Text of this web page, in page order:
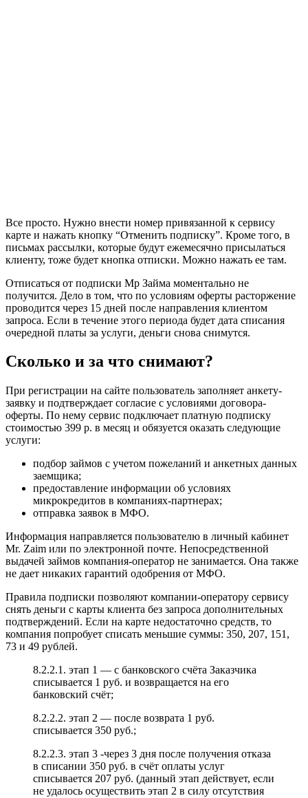
Все просто. Нужно внести номер привязанной к сервису
карте и нажать кнопку “Отменить подписку”. Кроме того, в
письмах рассылки, которые будут ежемесячно присылаться
клиенту, тоже будет кнопка отписки. Можно нажать ее там.
Отписаться от подписки Мр Займа моментально не
получится. Дело в том, что по условиям оферты расторжение
проводится через 15 дней после направления клиентом
запроса. Если в течение этого периода будет дата списания
очередной платы за услуги, деньги снова снимутся.
Сколько и за что снимают?
При регистрации на сайте пользователь заполняет анкету-
заявку и подтверждает согласие с условиями договора-
оферты. По нему сервис подключает платную подписку
стоимостью 399 р. в месяц и обязуется оказать следующие
услуги:
подбор займов с учетом пожеланий и анкетных данных
заемщика;
предоставление информации об условиях
микрокредитов в компаниях-партнерах;
отправка заявок в МФО.
Информация направляется пользователю в личный кабинет
Mr. Zaim или по электронной почте. Непосредственной
выдачей займов компания-оператор не занимается. Она также
не дает никаких гарантий одобрения от МФО.
Правила подписки позволяют компании-оператору сервису
снять деньги с карты клиента без запроса дополнительных
подтверждений. Если на карте недостаточно средств, то
компания попробует списать меньшие суммы: 350, 207, 151,
73 и 49 рублей.
8.2.2.1. этап 1 — с банковского счёта Заказчика
списывается 1 руб. и возвращается на его
банковский счёт;
8.2.2.2. этап 2 — после возврата 1 руб.
списывается 350 руб.;
8.2.2.3. этап 3 -через 3 дня после получения отказа
в списании 350 руб. в счёт оплаты услуг
списывается 207 руб. (данный этап действует, если
не удалось осуществить этап 2 в силу отсутствия